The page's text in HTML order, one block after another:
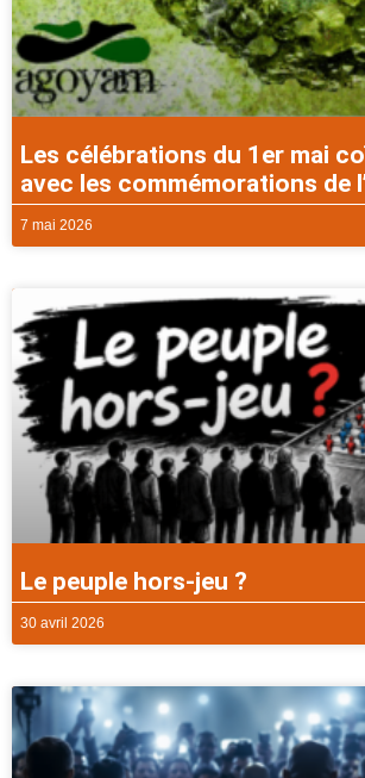
Les célébrations du 1er mai
avec les commémorations de
7 mai 2026
Le peuple hors-jeu ?
30 avril 2026